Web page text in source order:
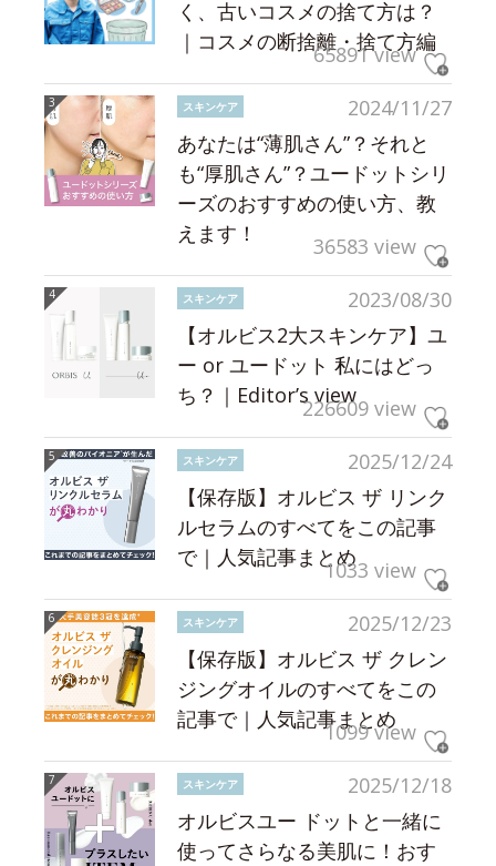
く、古いコスメの捨て方は？
｜コスメの断捨離・捨て方編
65891 view
2024/11/27
スキンケア
あなたは“薄肌さん”？それと
も“厚肌さん”？ユードットシリ
ーズのおすすめの使い方、教
えます！
36583 view
2023/08/30
スキンケア
【オルビス2大スキンケア】ユ
ー or ユードット 私にはどっ
ち？｜Editor’s view226609 view
2025/12/24
スキンケア
【保存版】オルビス ザ リンク
ルセラムのすべてをこの記事
で｜人気記事まとめ1033 view
2025/12/23
スキンケア
【保存版】オルビス ザ クレン
ジングオイルのすべてをこの
記事で｜人気記事まとめ
1099 view
2025/12/18
スキンケア
オルビスユー ドットと一緒に
使ってさらなる美肌に！おす